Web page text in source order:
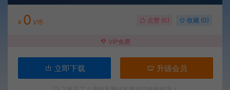
¥ 0 V币 点赞 (0) 收藏 (0)
VIP免费
立即下载 升级会员